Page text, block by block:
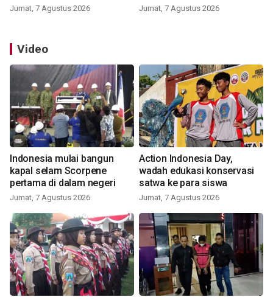
Jumat, 7 Agustus 2026 Jumat, 7 Agustus 2026
Video
Indonesia mulai bangun
kapal selam Scorpene
pertama di dalam negeri
Jumat, 7 Agustus 2026
Action Indonesia Day,
wadah edukasi konservasi
satwa ke para siswa
Jumat, 7 Agustus 2026